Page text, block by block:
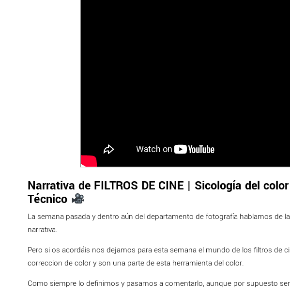
Narrativa de FILTROS DE CINE | Sicología del
Técnico
La semana pasada y dentro aún del departamento de fotografía hablamos de
narrativa.
Pero si os acordáis nos dejamos para esta semana el mundo de los filtros de
correccion de color y son una parte de esta herramienta del color.
Como siempre lo definimos y pasamos a comentarlo, aunque por supuesto